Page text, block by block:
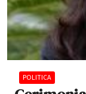
POLITICA